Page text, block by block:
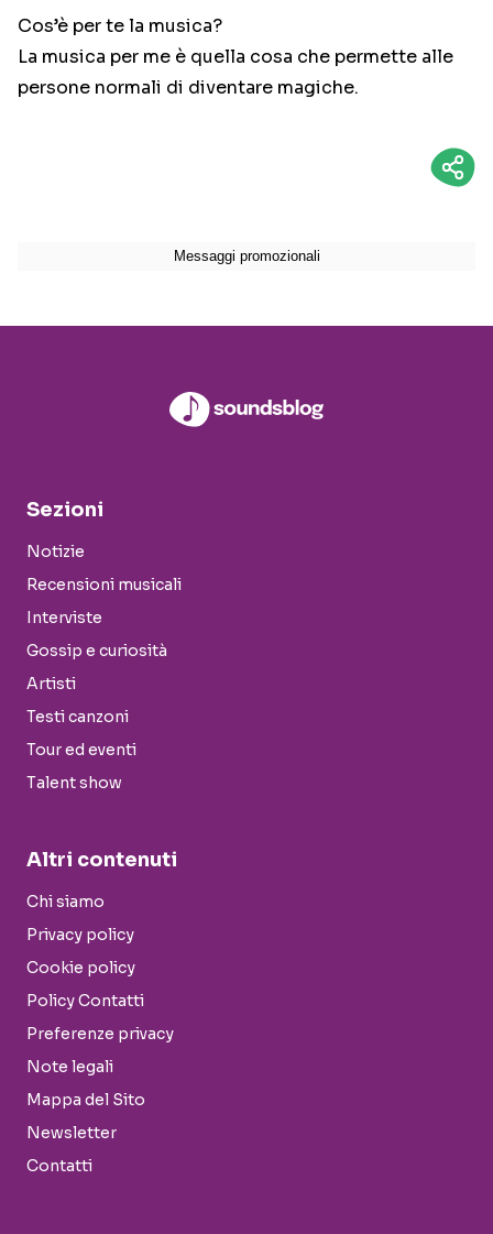
Cos’è per te la musica?
La musica per me è quella cosa che permette alle
persone normali di diventare magiche.
Sezioni
Notizie
Recensioni musicali
Interviste
Gossip e curiosità
Artisti
Testi canzoni
Tour ed eventi
Talent show
Altri contenuti
Chi siamo
Privacy policy
Cookie policy
Policy Contatti
Preferenze privacy
Note legali
Mappa del Sito
Newsletter
Contatti